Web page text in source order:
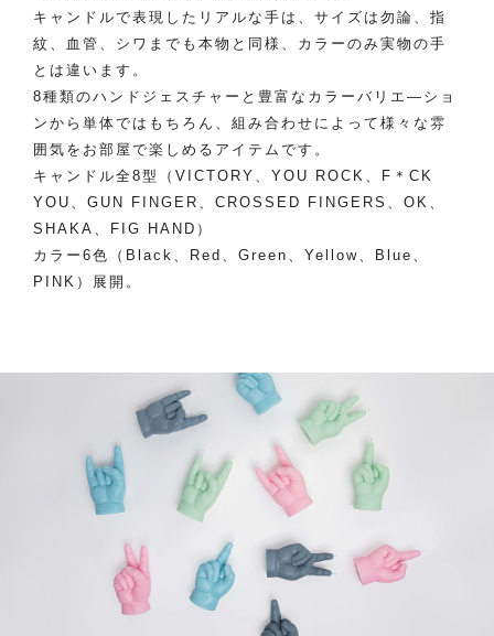
キャンドルで表現したリアルな手は、サイズは勿論、指
紋、血管、シワまでも本物と同様、カラーのみ実物の手
とは違います。
8種類のハンドジェスチャーと豊富なカラーバリエ―ショ
ンから単体ではもちろん、組み合わせによって様々な雰
囲気をお部屋で楽しめるアイテムです。
キャンドル全8型（VICTORY、YOU ROCK、F＊CK
YOU、GUN FINGER、CROSSED FINGERS、OK、
SHAKA、FIG HAND）
カラー6色（Black、Red、Green、Yellow、Blue、
PINK）展開。